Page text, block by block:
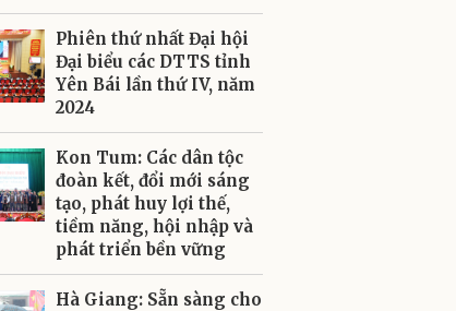
Phiên thứ nhất Đại hội
Đại biểu các DTTS tỉnh
Yên Bái lần thứ IV, năm
2024
Kon Tum: Các dân tộc
đoàn kết, đổi mới sáng
tạo, phát huy lợi thế,
tiềm năng, hội nhập và
phát triển bền vững
Hà Giang: Sẵn sàng cho